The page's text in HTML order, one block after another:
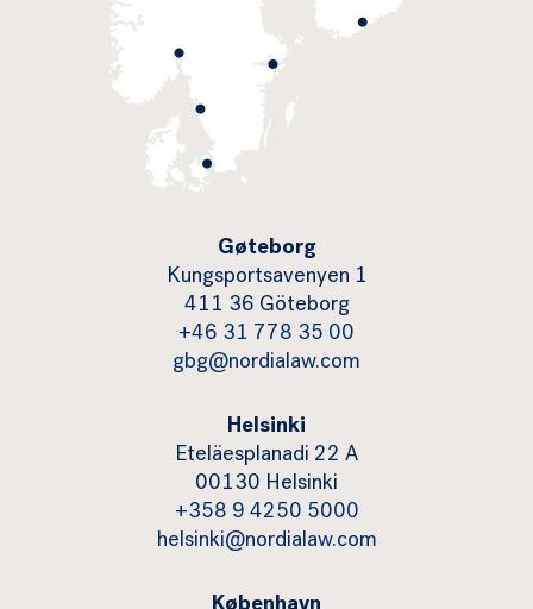
Gøteborg
Kungsportsavenyen 1
411 36 Göteborg
+46 31 778 35 00
gbg@nordialaw.com
Helsinki
Eteläesplanadi 22 A
00130 Helsinki
+358 9 4250 5000
helsinki@nordialaw.com